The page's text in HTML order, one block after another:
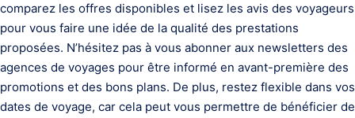
comparez les offres disponibles et lisez les avis des voyageurs
pour vous faire une idée de la qualité des prestations
proposées. N’hésitez pas à vous abonner aux newsletters des
agences de voyages pour être informé en avant-première des
promotions et des bons plans. De plus, restez flexible dans vos
dates de voyage, car cela peut vous permettre de bénéficier de